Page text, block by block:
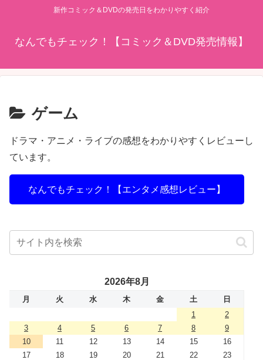
新作コミック＆DVDの発売日をわかりやすく紹介
なんでもチェック！【コミック＆DVD発売情報】
ゲーム
ドラマ・アニメ・ライブの感想をわかりやすくレビューし
ています。
なんでもチェック！【エンタメ感想レビュー】
2026年8月
月 火 水 木 金 土
日
1
2
3
4 5 6 7 8
9
10
11 12 13 14 15
16
17
18 19 20 21 22
23